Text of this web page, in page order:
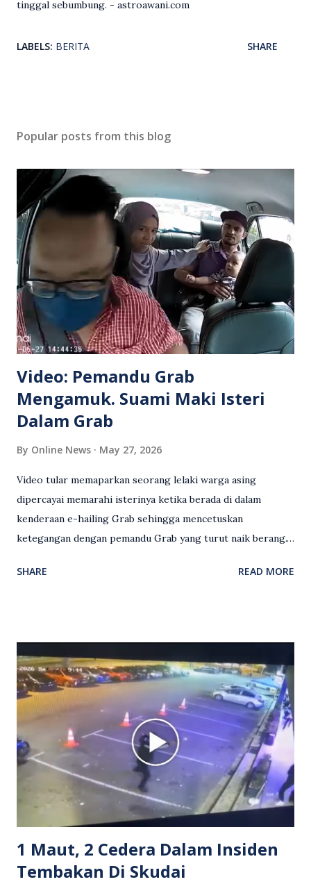
tinggal sebumbung. - astroawani.com
LABELS: BERITA SHARE
Popular posts from this blog
Video: Pemandu Grab
Mengamuk. Suami Maki Isteri
Dalam Grab
By Online News May 27, 2026
Video tular memaparkan seorang lelaki warga asing
dipercayai memarahi isterinya ketika berada di dalam
kenderaan e-hailing Grab sehingga mencetuskan
ketegangan dengan pemandu Grab yang turut naik berang.
antara seorang lelaki warga asing dengan pemandu Grab
Grab bertindak mempertahankan wanita terbabit sebelum
berlaku pertikaman lidah antara kedua-dua pihak. Video
berkenaan kini tular di media sosial dan mendapat pelbagai
reaksi orang ramai. Antara komen orang awam yang tular di
media sosial mengenai insiden tersebut ialah ramai yang
meluahkan rasa marah terhadap tindakan lelaki berkenaan
serta memuji pemandu Grab kerana campur tangan.
Sebahagian netizen turut meminta pihak berkuasa
mengambil tindakan tegas, manakala ada yang bersimpati
terhadap wanita dipercayai menjadi mangs...
SHARE READ MORE
1 Maut, 2 Cedera Dalam Insiden
Tembakan Di Skudai